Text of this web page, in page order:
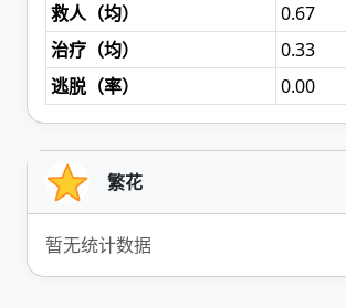
救人（均）
0.67
治疗（均）
0.33
逃脱（率） 0.00
繁花
暂无统计数据